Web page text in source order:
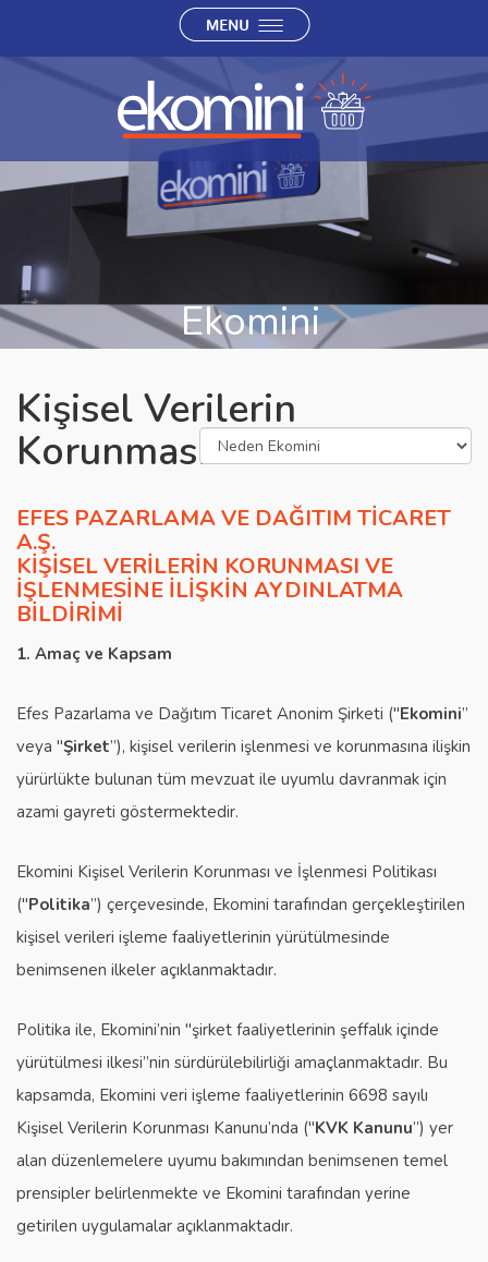
Ekomini
Kişisel Verilerin
Korunması
EFES PAZARLAMA VE DAĞITIM TİCARET
A.Ş.
KİŞİSEL VERİLERİN KORUNMASI VE
İŞLENMESİNE İLİŞKİN AYDINLATMA
BİLDİRİMİ
1. Amaç ve Kapsam
Efes Pazarlama ve Dağıtım Ticaret Anonim Şirketi ("Ekomini”
veya "Şirket”), kişisel verilerin işlenmesi ve korunmasına ilişkin
yürürlükte bulunan tüm mevzuat ile uyumlu davranmak için
azami gayreti göstermektedir.
Ekomini Kişisel Verilerin Korunması ve İşlenmesi Politikası
("Politika”) çerçevesinde, Ekomini tarafından gerçekleştirilen
kişisel verileri işleme faaliyetlerinin yürütülmesinde
benimsenen ilkeler açıklanmaktadır.
Politika ile, Ekomini’nin "şirket faaliyetlerinin şeffalık içinde
yürütülmesi ilkesi”nin sürdürülebilirliği amaçlanmaktadır. Bu
kapsamda, Ekomini veri işleme faaliyetlerinin 6698 sayılı
Kişisel Verilerin Korunması Kanunu’nda ("KVK Kanunu”) yer
alan düzenlemelere uyumu bakımından benimsenen temel
prensipler belirlenmekte ve Ekomini tarafından yerine
getirilen uygulamalar açıklanmaktadır.